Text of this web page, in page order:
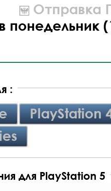
Отправка
понедельник
:
PlayStation
для PlayStation 5